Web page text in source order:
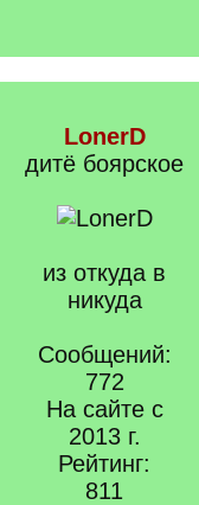
LonerD
дитё боярское
из откуда в
никуда
Сообщений:
772
На сайте с
2013 г.
Рейтинг:
811